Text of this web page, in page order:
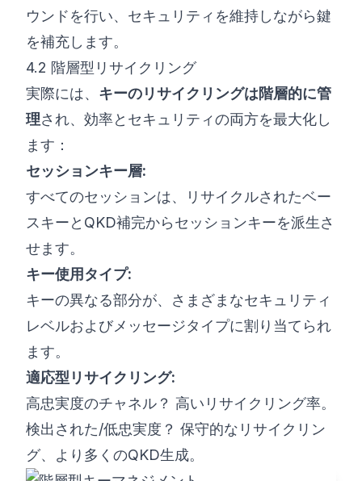
ウンドを行い、セキュリティを維持しながら鍵
を補充します。
4.2 階層型リサイクリング
実際には、 キーのリサイクリングは階層的に管
理され、効率とセキュリティの両方を最大化し
ます：
セッションキー層:
すべてのセッションは、リサイクルされたベー
スキーとQKD補完からセッションキーを派生さ
せます。
キー使用タイプ:
キーの異なる部分が、さまざまなセキュリティ
レベルおよびメッセージタイプに割り当てられ
ます。
適応型リサイクリング:
高忠実度のチャネル？ 高いリサイクリング率。
検出された/低忠実度？ 保守的なリサイクリン
グ、より多くのQKD生成。